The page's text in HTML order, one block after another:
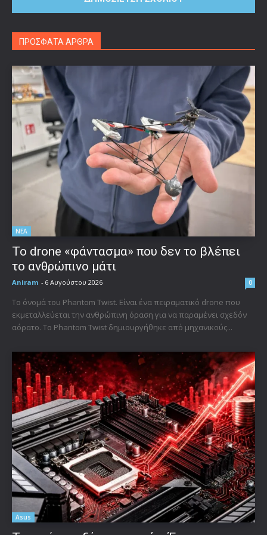
ΠΡΟΣΦΑΤΑ ΑΡΘΡΑ
ΝΕΑ
Το drone «φάντασμα» που δεν το βλέπει
το ανθρώπινο μάτι
Aniram - 6 Αυγούστου 2026 0
Το όνομά του Phantom Twist. Είναι ένα πειραματικό drone που
εκμεταλλεύεται την ανθρώπινη όραση για να παραμένει σχεδόν
αόρατο. Το Phantom Twist δημιουργήθηκε από μηχανικούς...
Asus